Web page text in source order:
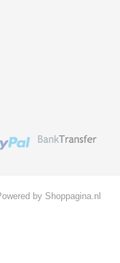
by Shoppagina.nl